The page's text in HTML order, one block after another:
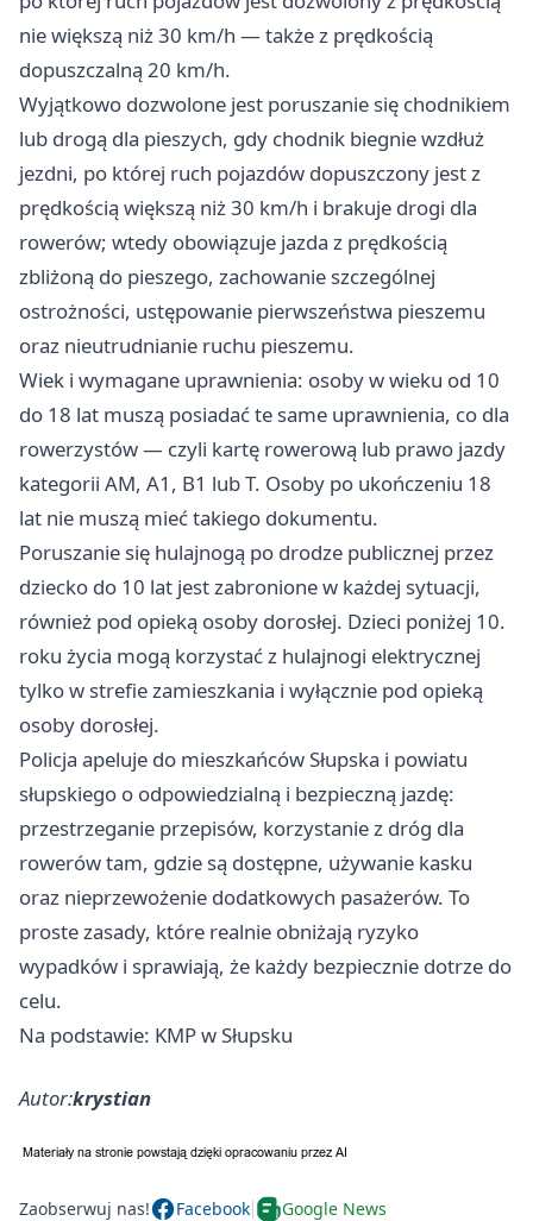
nie większą niż 30 km/h — także z prędkością
dopuszczalną 20 km/h.
Wyjątkowo dozwolone jest poruszanie się chodnikiem
lub drogą dla pieszych, gdy chodnik biegnie wzdłuż
jezdni, po której ruch pojazdów dopuszczony jest z
prędkością większą niż 30 km/h i brakuje drogi dla
rowerów; wtedy obowiązuje jazda z prędkością
zbliżoną do pieszego, zachowanie szczególnej
ostrożności, ustępowanie pierwszeństwa pieszemu
oraz nieutrudnianie ruchu pieszemu.
Wiek i wymagane uprawnienia: osoby w wieku od 10
do 18 lat muszą posiadać te same uprawnienia, co dla
rowerzystów — czyli kartę rowerową lub prawo jazdy
kategorii AM, A1, B1 lub T. Osoby po ukończeniu 18
lat nie muszą mieć takiego dokumentu.
Poruszanie się hulajnogą po drodze publicznej przez
dziecko do 10 lat jest zabronione w każdej sytuacji,
również pod opieką osoby dorosłej. Dzieci poniżej 10.
roku życia mogą korzystać z hulajnogi elektrycznej
tylko w strefie zamieszkania i wyłącznie pod opieką
osoby dorosłej.
Policja apeluje do mieszkańców Słupska i powiatu
słupskiego o odpowiedzialną i bezpieczną jazdę:
przestrzeganie przepisów, korzystanie z dróg dla
rowerów tam, gdzie są dostępne, używanie kasku
oraz nieprzewożenie dodatkowych pasażerów. To
proste zasady, które realnie obniżają ryzyko
wypadków i sprawiają, że każdy bezpiecznie dotrze do
celu.
Na podstawie: KMP w Słupsku
Autor:krystian
Zaobserwuj nas! Facebook Google News